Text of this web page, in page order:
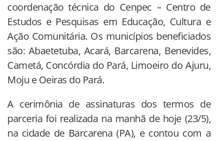
coordenação técnica do Cenpec – Centro de
Estudos e Pesquisas em Educação, Cultura e
Ação Comunitária. Os municípios beneficiados
são: Abaetetuba, Acará, Barcarena, Benevides,
Cametá, Concórdia do Pará, Limoeiro do Ajuru,
Moju e Oeiras do Pará.
A cerimônia de assinaturas dos termos de
parceria foi realizada na manhã de hoje (23/5),
na cidade de Barcarena (PA), e contou com a